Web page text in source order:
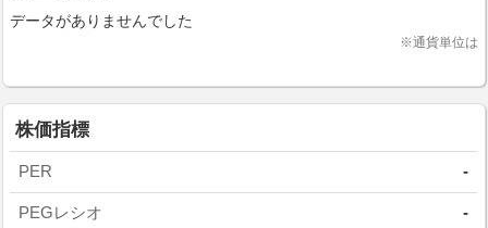
データがありませんでした
※通貨単位は
株価指標
PER -
PEGレシオ -